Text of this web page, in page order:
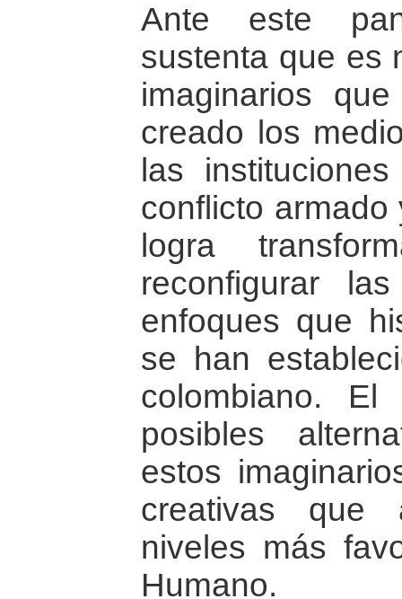
Ante este
sustenta que es
imaginarios
creado los
las
conflicto
logra
reconfigurar
enfoques que
se han
colombiano.
posibles
estos
creativas que
niveles más
Humano.